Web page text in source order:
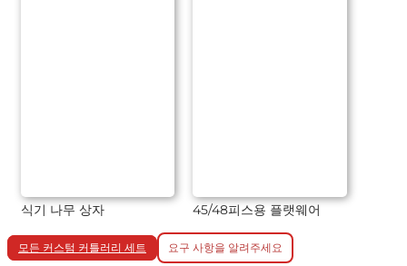
식기 나무 상자 45/48피스용 플랫웨어
모든 커스텀 커틀러리 세트 요구 사항을 알려주세요